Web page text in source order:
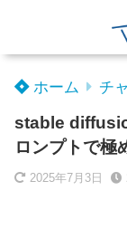
ホーム チ
stable
ロンプトで極
2025年7月3日